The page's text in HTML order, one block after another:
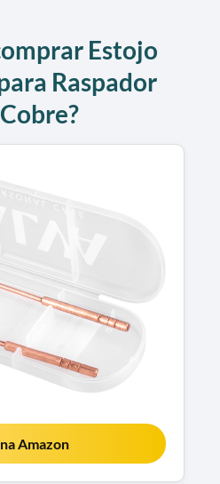
Estojo
Raspador
Amazon